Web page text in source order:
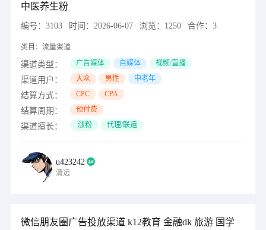
中医养生粉
编号： 3103 时间： 2026-06-07 浏览： 1250 合作： 3
类目： 流量渠道
渠道类型： 广告媒体 自媒体 视频/直播
渠道用户： 大众 男性 中老年
结算方式： CPC CPA
结算周期： 预付费
渠道擅长： 涨粉 代理/联运
u423242
清远
微信朋友圈广告投放渠道 k12教育 金融dk 旅游 国学